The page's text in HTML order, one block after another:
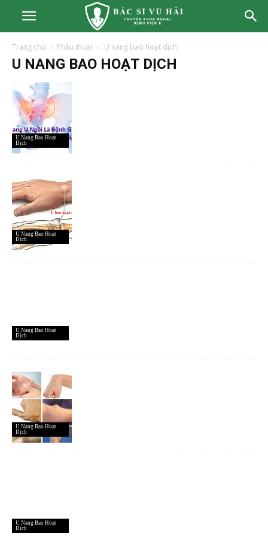
Trang chủ Phẫu thuật U nang bao hoạt dịch
U NANG BAO HOẠT DỊCH
U Nang Bao Hoạt
Dịch
U Nang Bao Hoạt
Dịch
U Nang Bao Hoạt
Dịch
U Nang Bao Hoạt
Dịch
U Nang Bao Hoạt
Dịch